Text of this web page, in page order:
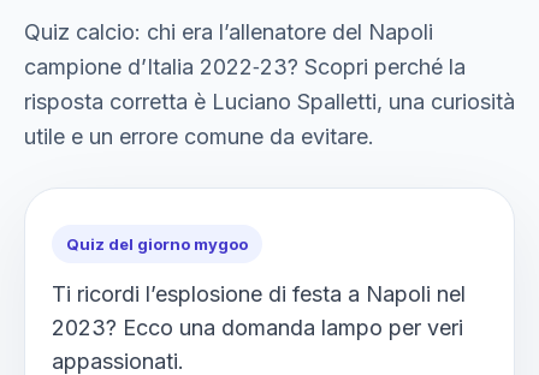
Quiz calcio: chi era l’allenatore del Napoli
campione d’Italia 2022‑23? Scopri perché la
risposta corretta è Luciano Spalletti, una curiosità
utile e un errore comune da evitare.
Quiz del giorno mygoo
Ti ricordi l’esplosione di festa a Napoli nel
2023? Ecco una domanda lampo per veri
appassionati.